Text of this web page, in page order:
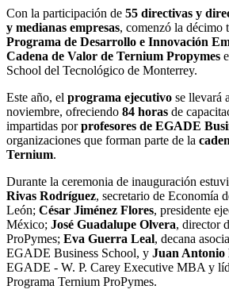
Con la participación de 55 directivas y
y medianas empresas, comenzó la décimo
Programa de Desarrollo e Innovación
Cadena de Valor de Ternium Propymes
School del Tecnológico de Monterrey.
Este año, el programa ejecutivo se llevará
noviembre, ofreciendo 84 horas de
impartidas porprofesores de EGADE
organizaciones que forman parte de la
Ternium.
Durante la ceremonia de inauguración
Rivas Rodríguez, secretario de Economía
León; César Jiménez Flores, presidente
México; José Guadalupe Olvera, director
ProPymes; Eva Guerra Leal, decana
EGADE Business School, y Juan Antonio
EGADE - W. P. Carey Executive MBA y
Programa Ternium ProPymes.